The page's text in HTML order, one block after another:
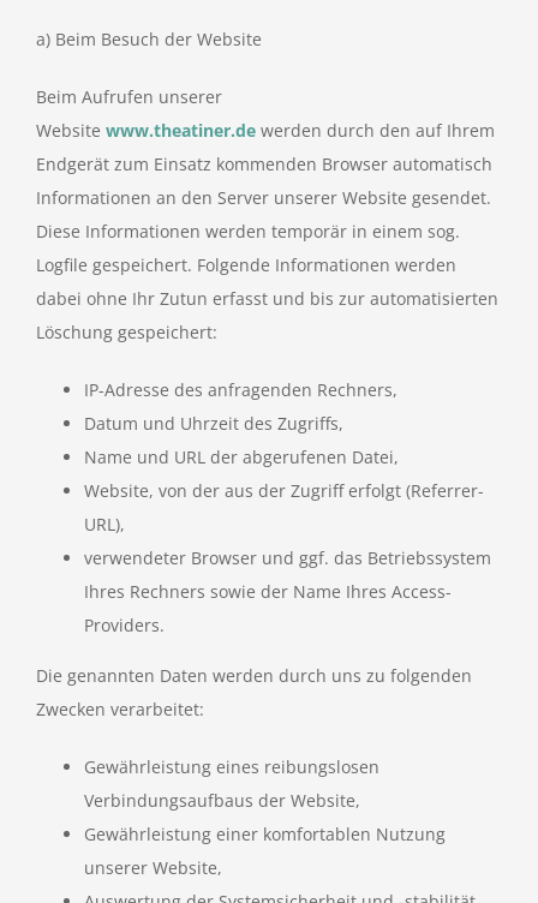
a) Beim Besuch der Website
Beim Aufrufen unserer
Website www.theatiner.de werden durch den auf Ihrem
Endgerät zum Einsatz kommenden Browser automatisch
Informationen an den Server unserer Website gesendet.
Diese Informationen werden temporär in einem sog.
Logfile gespeichert. Folgende Informationen werden
dabei ohne Ihr Zutun erfasst und bis zur automatisierten
Löschung gespeichert:
IP-Adresse des anfragenden Rechners,
Datum und Uhrzeit des Zugriffs,
Name und URL der abgerufenen Datei,
Website, von der aus der Zugriff erfolgt (Referrer-
URL),
verwendeter Browser und ggf. das Betriebssystem
Ihres Rechners sowie der Name Ihres Access-
Providers.
Die genannten Daten werden durch uns zu folgenden
Zwecken verarbeitet:
Gewährleistung eines reibungslosen
Verbindungsaufbaus der Website,
Gewährleistung einer komfortablen Nutzung
unserer Website,